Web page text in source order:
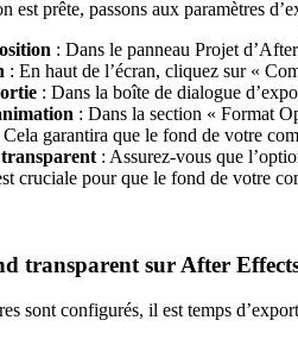
est prête, passons aux paramètres
: Dans le panneau Projet
: En haut de l’écran, cliquez sur «
: Dans la boîte de dialogue
: Dans la section « Format
garantira que le fond de votre
: Assurez-vous que
cruciale pour que le fond de votre
transparent sur After
sont configurés, il est temps